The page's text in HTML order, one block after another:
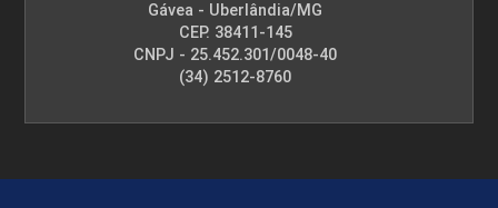
Gávea - Uberlândia/MG
CEP. 38411-145
CNPJ - 25.452.301/0048-40
(34) 2512-8760